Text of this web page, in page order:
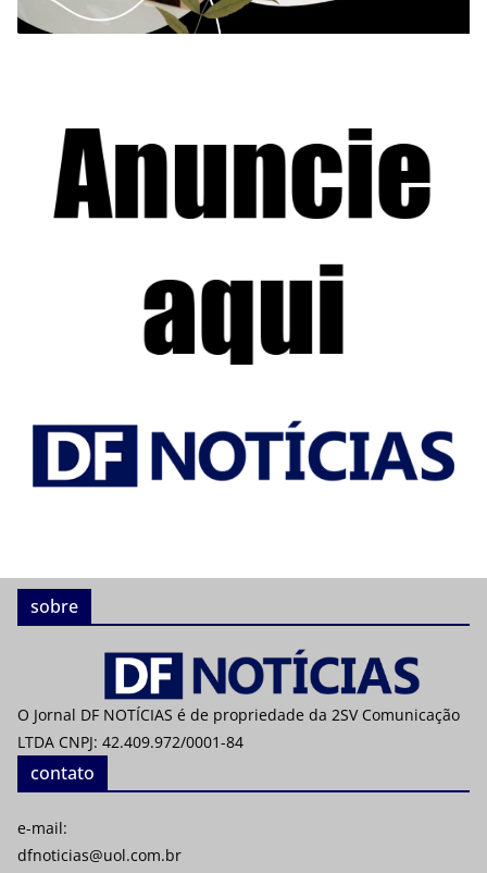
sobre
O Jornal DF NOTÍCIAS é de propriedade da 2SV Comunicação
LTDA CNPJ: 42.409.972/0001-84
contato
e-mail:
dfnoticias@uol.com.br